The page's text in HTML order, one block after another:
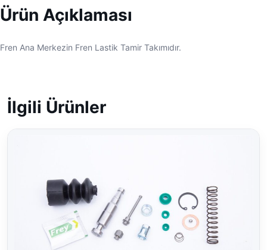
Ürün Açıklaması
Fren Ana Merkezin Fren Lastik Tamir Takımıdır.
İlgili Ürünler